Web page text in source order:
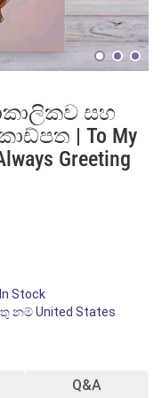
සහ
| To My
Greeting
In Stock
නම් United States
Q&A